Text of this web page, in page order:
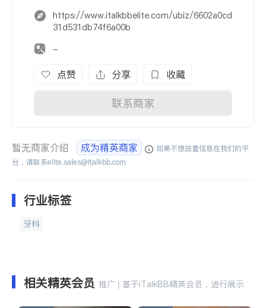
https://www.italkbbelite.com/ubiz/6602a0cd
31d531db74f6a00b
-
点赞 分享 收藏
联系商家
暂无商家介绍 成为精英商家
如果不想放置信息在我们的平
台，请联系elite.sales@italkbb.com
行业标签
牙科
相关精英会员 推广 | 基于iTalkBB精英会员，进行展示